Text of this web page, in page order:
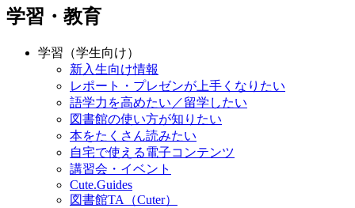
学習・教育
学習（学生向け）
新入生向け情報
レポート・プレゼンが上手くなりたい
語学力を高めたい／留学したい
図書館の使い方が知りたい
本をたくさん読みたい
自宅で使える電子コンテンツ
講習会・イベント
Cute.Guides
図書館TA（Cuter）